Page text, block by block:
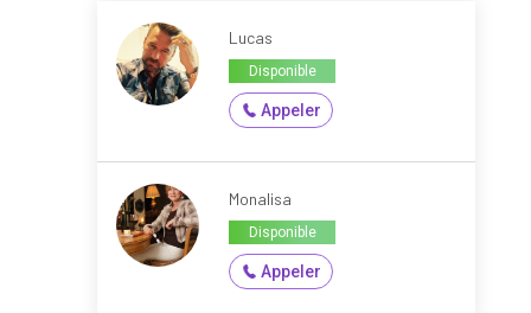
Lucas
Disponible
Appeler
Monalisa
Disponible
Appeler